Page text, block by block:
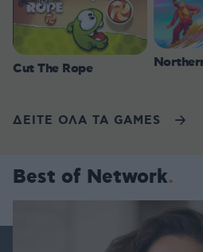
Cut The Rope
ΔΕΙΤΕ ΟΛΑ ΤΑ GAMES
Best of Network